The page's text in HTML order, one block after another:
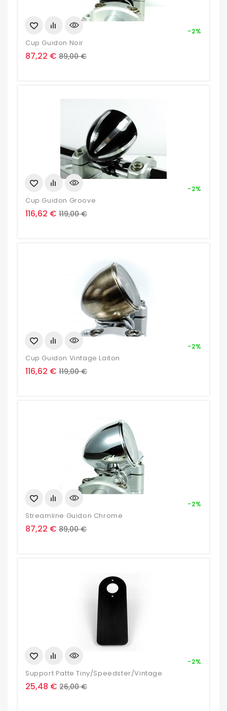
Cup Guidon Noir
Prix
87,22 €
-2%
Prix
89,00 €
Cup Guidon Groove
Prix
116,62 €
-2%
Prix
119,00 €
Cup Guidon Vintage Laiton
Prix
116,62 €
-2%
Prix
119,00 €
Streamline Guidon Chrome
Prix
87,22 €
-2%
Prix
89,00 €
Support Patte Tiny/Speedster/Vintage
Prix
25,48 €
-2%
Prix
26,00 €